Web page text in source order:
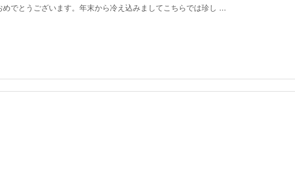
うございます。年末から冷え込みましてこちらでは珍し ...